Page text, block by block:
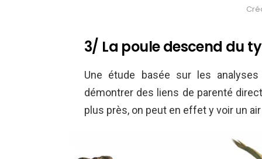
3/ La poule descend du
Une étude basée sur les
démontrer des liens de parenté
plus près, on peut en effet y voir un